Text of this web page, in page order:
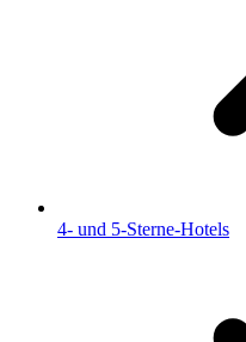
4- und 5-Sterne-Hotels